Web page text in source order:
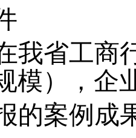
我省工商
模），企
的案例 成